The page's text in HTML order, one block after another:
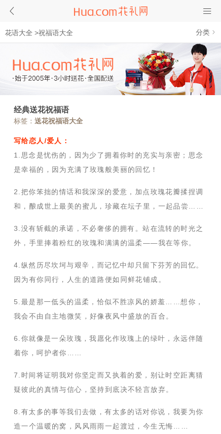
花语大全 >祝福语大全 分类
经典送花祝福语
标签： 送花祝福语大全
写给恋人/爱人：
1.思念是忧伤的，因为少了拥着你时的充实与亲密；思念
是幸福的，因为充满了玫瑰般美丽的回忆！
2.把你笨拙的情话和我深深的爱意，加点玫瑰花瓣揉捏调
和，酿成世上最美的蜜儿，珍藏在坛子里，一起品尝……
3.没有斩截的承诺，不必奢侈的拥有。站在流转的时光之
外，手里捧着粉红的玫瑰和满满的温柔——我在等你。
4.纵然历尽坎坷与艰辛，而记忆中却只留下芬芳的回忆。
因为有你同行，人生的道路便如同鲜花铺成。
5.最是那一低头的温柔，恰似不胜凉风的娇羞……想你，
我会不由自主地微笑，好像夜风中盛放的百合。
6.你就像是一朵玫瑰，我愿化作玫瑰上的绿叶，永远伴随
着你，呵护者你……
7.时间将证明我对你坚定而又执着的爱，别让时空距离猜
疑彼此的真情与信心，坚持到底决不轻言放弃。
8.有太多的事等我们去做，有太多的话对你说，我要为你
造一个温暖的窝，风风雨雨一起渡过，今生无悔……